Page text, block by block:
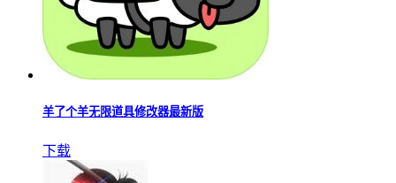
羊了个羊无限道具修改器最新版
下载